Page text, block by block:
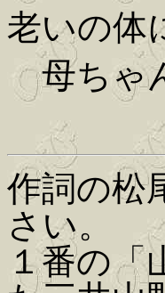
老いの体
母ちゃ
作詞の松
さい。
１番の「